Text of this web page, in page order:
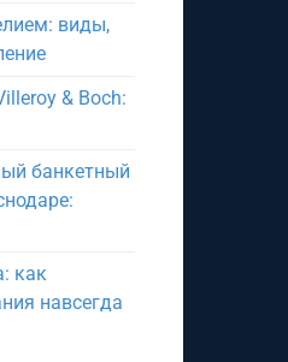
виды,
& Boch:
банкетный
как
навсегда